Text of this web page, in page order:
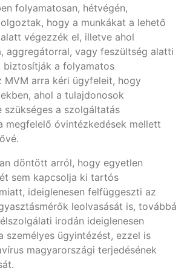
folyamatosan, hétvégén,
hogy a munkákat a lehető
végezzék el, illetve ahol
aggregátorral, vagy feszültség alatti
biztosítják a folyamatos
MVM arra kéri ügyfeleit, hogy
ahol a tulajdonosok
szükséges a szolgáltatás
megfelelő óvintézkedések mellett
döntött arról, hogy egyetlen
sem kapcsolja ki tartós
ideiglenesen felfüggeszti az
leolvasását is, továbbá
irodán ideiglenesen
személyes ügyintézést, ezzel is
magyarországi terjedésének